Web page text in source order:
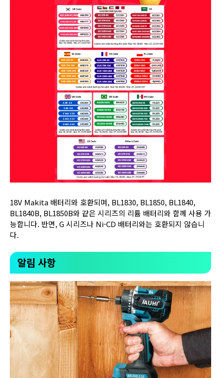
18V Makita 배터리와 호환되며, BL1830, BL1850, BL1840,
BL1840B, BL1850B와 같은 시리즈의 리튬 배터리와 함께 사용 가
능합니다. 반면, G 시리즈나 Ni-CD 배터리와는 호환되지 않습니
다.
알림 사항